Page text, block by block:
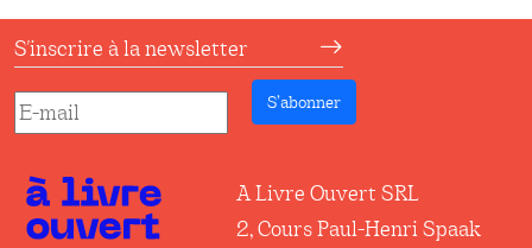
S'inscrire à la newsletter
S’abonner
A Livre Ouvert SRL
2, Cours Paul-Henri Spaak